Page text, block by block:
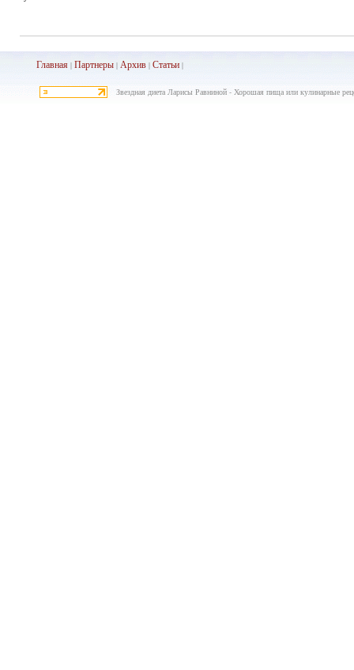
Главная |Партнеры |Архив |Статьи |
Звездная диета Ларисы Равниной - Хорошая пища или кулинарные